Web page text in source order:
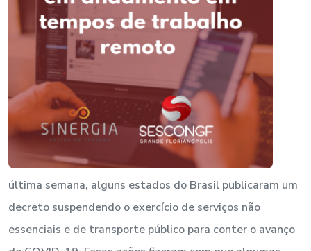
última semana, alguns estados do Brasil publicaram um
decreto suspendendo o exercício de serviços não
essenciais e de transporte público para conter o avanço